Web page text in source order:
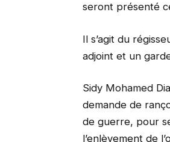
seront présenté
Il s’agit du
adjoint et un
Sidy Mohamed
demande de
de guerre, pour
l’enlèvement de